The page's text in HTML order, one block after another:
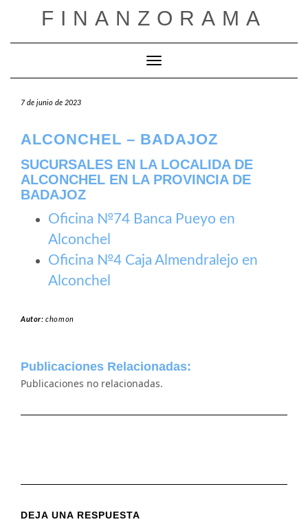
FINANZORAMA
Cambiar modo de navegación
7 de junio de 2023
ALCONCHEL – BADAJOZ
SUCURSALES EN LA LOCALIDA DE
ALCONCHEL EN LA PROVINCIA DE
BADAJOZ
Oficina №74 Banca Pueyo en
Alconchel
Oficina №4 Caja Almendralejo en
Alconchel
Autor:chomon
Publicaciones Relacionadas:
Publicaciones no relacionadas.
DEJA UNA RESPUESTA